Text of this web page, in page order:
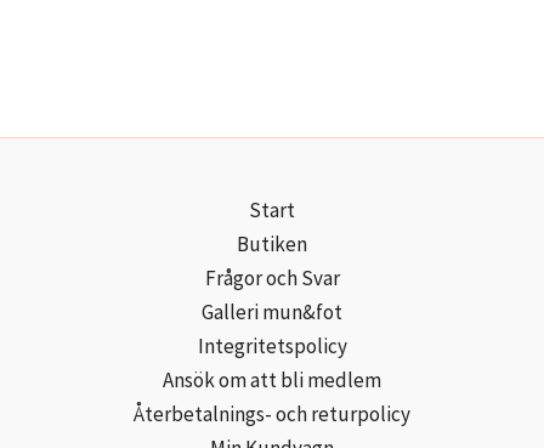
Start
Butiken
Frågor och Svar
Galleri mun&fot
Integritetspolicy
Ansök om att bli medlem
Återbetalnings- och returpolicy